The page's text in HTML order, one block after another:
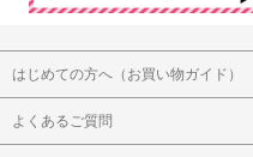
はじめての方へ（お買い物ガイド）
よくあるご質問